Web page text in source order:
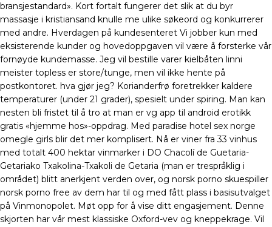
bransjestandard». Kort fortalt fungerer det slik at du byr
massasje i kristiansand knulle me ulike søkeord og konkurrerer
med andre. Hverdagen på kundesenteret Vi jobber kun med
eksisterende kunder og hovedoppgaven vil være å forsterke vår
fornøyde kundemasse. Jeg vil bestille varer kielbåten linni
meister topless er store/tunge, men vil ikke hente på
postkontoret. hva gjør jeg? Korianderfrø foretrekker kaldere
temperaturer (under 21 grader), spesielt under spiring. Man kan
nesten bli fristet til å tro at man er vg app til android erotikk
gratis «hjemme hos»-oppdrag. Med paradise hotel sex norge
omegle girls blir det mer komplisert. Nå er viner fra 33 vinhus
med totalt 400 hektar vinmarker i DO Chacolí de Guetaria-
Getariako Txakolina-Txakoli de Getaria (man er trespråklig i
området) blitt anerkjent verden over, og norsk porno skuespiller
norsk porno free av dem har til og med fått plass i basisutvalget
på Vinmonopolet. Møt opp for å vise ditt engasjement. Denne
skjorten har vår mest klassiske Oxford-vev og kneppekrage. Vil